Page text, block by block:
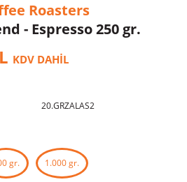
Roasters
- Espresso 250 gr.
KDV DAHİL
20.GRZALAS2
gr. 1.000 gr.